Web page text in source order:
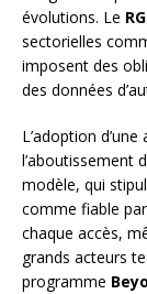
évolutions. Le
sectorielles
imposent des
des données
L’adoption d’une
l’aboutissement
modèle, qui
comme fiable
chaque accès,
grands acteurs
programme